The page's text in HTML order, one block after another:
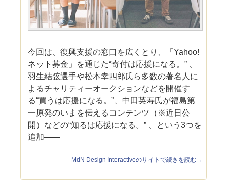
今回は、復興支援の窓口を広くとり、「Yahoo!
ネット募金」を通じた“寄付は応援になる。” 、
羽生結弦選手や松本幸四郎氏ら多数の著名人に
よるチャリティーオークションなどを開催す
る“買うは応援になる。”、中田英寿氏が福島第
一原発のいまを伝えるコンテンツ（※近日公
開）などの“知るは応援になる。” 、という3つを
追加――
MdN Design Interactiveのサイトで続きを読む→